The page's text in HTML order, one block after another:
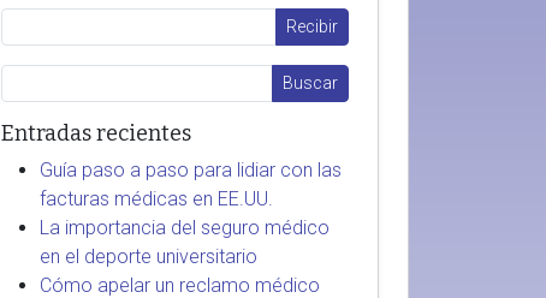
Entradas recientes
Guía paso a paso para lidiar con las
facturas médicas en EE.UU.
La importancia del seguro médico
en el deporte universitario
Cómo apelar un reclamo médico